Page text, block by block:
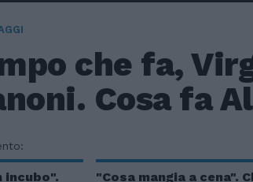
che fa,
Cosa fa
incubo".
"Cosa mangia a cena".